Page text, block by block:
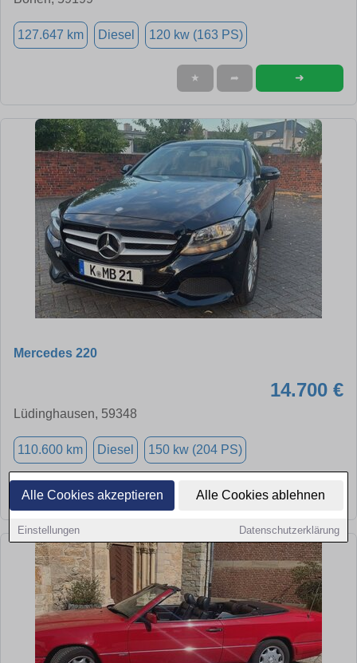
Alle Cookies akzeptieren Alle Cookies ablehnen
Einstellungen Datenschutzerklärung
127.647 km Diesel 120 kw (163 PS)
★ ➦ ➜
Mercedes 220
14.700 €
Lüdinghausen, 59348
110.600 km Diesel 150 kw (204 PS)
★ ➦ ➜